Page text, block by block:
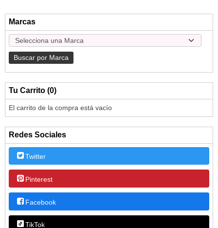
Marcas
Tu Carrito (0)
El carrito de la compra está vacío
Redes Sociales
Twitter
Pinterest
Facebook
TikTok